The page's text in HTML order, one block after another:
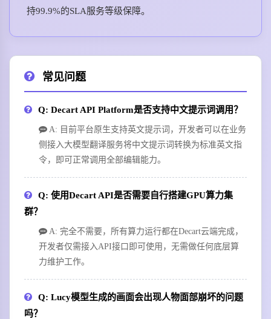
持99.9%的SLA服务等级保障。
常见问题
Q: Decart API Platform是否支持中文提示词调用？
A: 目前平台原生支持英文提示词，开发者可以在业务
侧接入大模型翻译服务将中文提示词转换为标准英文指
令，即可正常调用全部编辑能力。
Q: 使用Decart API是否需要自行搭建GPU算力集
群？
A: 完全不需要，所有算力运行都在Decart云端完成，
开发者仅需接入API接口即可使用，无需做任何底层算
力维护工作。
Q: Lucy模型生成的画面会出现人物面部崩坏的问题
吗？